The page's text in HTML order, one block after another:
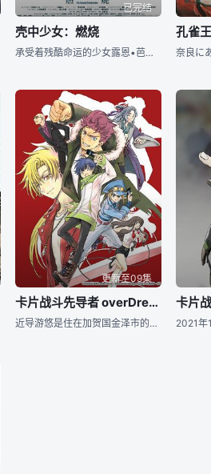
已完结
壳中少女：燃烧
承受着残酷命运的少女露恩•芭洛特（林原惠美 配音）与强敌鲍伊德（矶部勉 配音）进行着实力悬殊的惨烈战斗，危急时刻，号称万能兵器的犯罪搜查官乌夫库克博士（八岛智人 配音）出现，拯救了濒临死亡的芭洛特
孔雀
更新至09集
卡片战斗先导者 overDress
近导游悠是住在加贺国金泽市的15岁少年，初中三年级。 游悠有着洞察他人内心的能力，但被人拜托就没法说不的性格令他十分烦恼。 某一天，被要求迎合姐姐们的兴趣的游悠，因为无法继续忍受而冲出了家门。